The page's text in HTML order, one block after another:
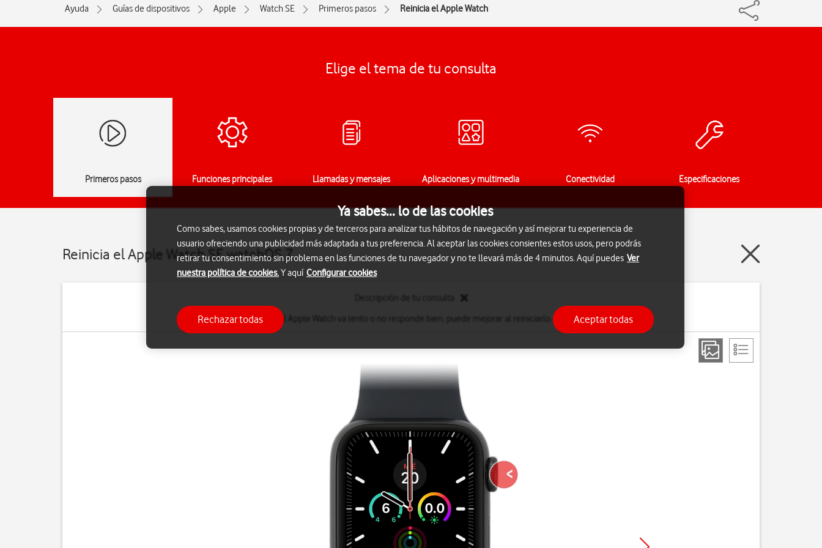
Ayuda Guías de dispositivos Apple Watch SE Primeros pasos Reinicia el Apple Watch
Elige el tema de tu consulta
Primeros pasos Funciones principales Llamadas y mensajes Aplicaciones y multimedia Conectividad Especificaciones
Reinicia el Apple Watch SE watchOS 7
Si el Apple Watch va lento o no responde bien, puede mejorar al reiniciarlo.
Ya sabes... lo de las cookies
Como sabes, usamos cookies propias y de terceros para analizar tus hábitos de navegación y así mejorar tu experiencia de
usuario ofreciendo una publicidad más adaptada a tus preferencia. Al aceptar las cookies consientes estos usos, pero podrás
retirar tu consentimiento sin problema en las funciones de tu navegador y no te llevará más de 4 minutos. Aquí puedes Ver
nuestra política de cookies.Y aquí Configurar cookies
Rechazar todas Aceptar todas